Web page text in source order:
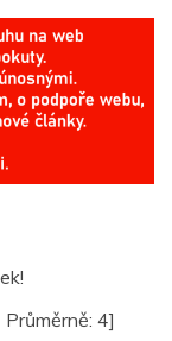
Průměrně: 4]